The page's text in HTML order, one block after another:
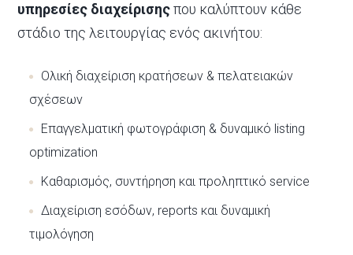
υπηρεσίες διαχείρισηςπου καλύπτουν κάθε
στάδιο της λειτουργίας ενός ακινήτου:
Ολική διαχείριση κρατήσεων & πελατειακών
σχέσεων
Επαγγελματική φωτογράφιση & δυναμικό listing
optimization
Καθαρισμός, συντήρηση και προληπτικό service
Διαχείριση εσόδων, reports και δυναμική
τιμολόγηση